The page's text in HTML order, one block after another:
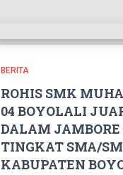
BERITA
ROHIS SMK
04 BOYOLALI
DALAM JAMBORE
TINGKAT SMA/
KABUPATEN